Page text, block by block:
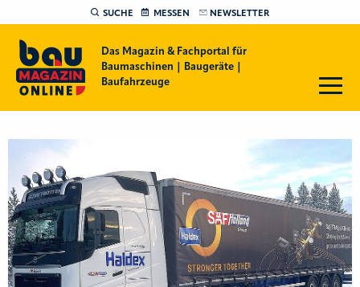
SUCHE MESSEN NEWSLETTER
Das Magazin & Fachportal für
Baumaschinen | Baugeräte |
Baufahrzeuge